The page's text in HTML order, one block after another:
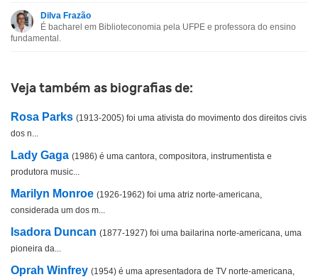
Esta biografia não tem a informação que procuro
Dilva Frazão
É bacharel em Biblioteconomia pela UFPE e professora do ensino
fundamental.
Veja também as biografias de:
Rosa Parks (1913-2005) foi uma ativista do movimento dos direitos civis
dos n...
Lady Gaga (1986) é uma cantora, compositora, instrumentista e
produtora music...
Marilyn Monroe (1926-1962) foi uma atriz norte-americana,
considerada um dos m...
Isadora Duncan (1877-1927) foi uma bailarina norte-americana, uma
pioneira da...
Oprah Winfrey (1954) é uma apresentadora de TV norte-americana,